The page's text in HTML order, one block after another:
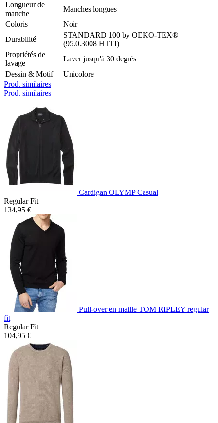
Longueur de
manche
Manches longues
Coloris
Noir
Durabilité
STANDARD 100 by OEKO-TEX®
(95.0.3008 HTTI)
Propriétés de
lavage
Laver jusqu'à 30 degrés
Dessin & Motif
Unicolore
Prod. similaires
Prod. similaires
Cardigan OLYMP Casual
Regular Fit
134,95 €
Pull-over en maille TOM RIPLEY regular
fit
Regular Fit
104,95 €